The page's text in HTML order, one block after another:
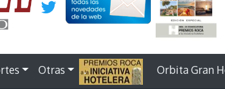
Otras . Orbita Gran